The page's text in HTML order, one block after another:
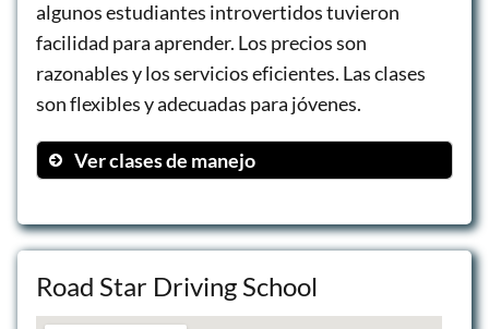
algunos estudiantes introvertidos tuvieron
facilidad para aprender. Los precios son
razonables y los servicios eficientes. Las clases
son flexibles y adecuadas para jóvenes.
Ver clases de manejo
Sesiones de Manejo
Road Star Driving School